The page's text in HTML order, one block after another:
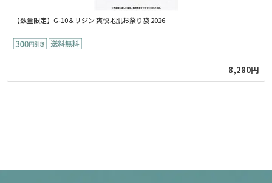
【数量限定】G-10＆リジン 爽快地肌お祭り袋 2026
8,280円